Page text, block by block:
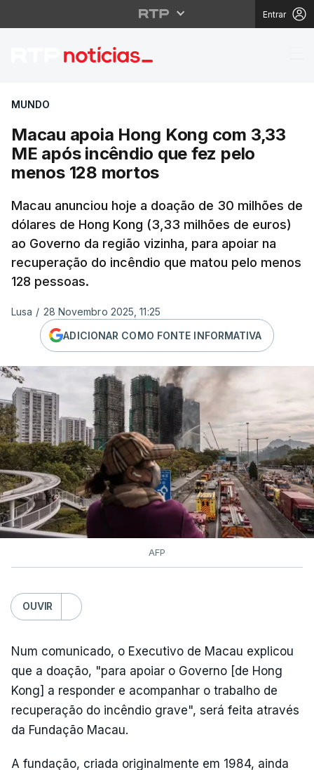
Entrar
Macau apoia Hong
MUNDO
Macau apoia Hong Kong com 3,33
ME após incêndio que fez pelo
menos 128 mortos
Macau anunciou hoje a doação de 30 milhões de
dólares de Hong Kong (3,33 milhões de euros)
ao Governo da região vizinha, para apoiar na
recuperação do incêndio que matou pelo menos
128 pessoas.
Lusa / 28 Novembro 2025, 11:25
ADICIONAR COMO FONTE INFORMATIVA
AFP
OUVIR
Num comunicado, o Executivo de Macau explicou
que a doação, "para apoiar o Governo [de Hong
Kong] a responder e acompanhar o trabalho de
recuperação do incêndio grave", será feita através
da Fundação Macau.
A fundação, criada originalmente em 1984, ainda